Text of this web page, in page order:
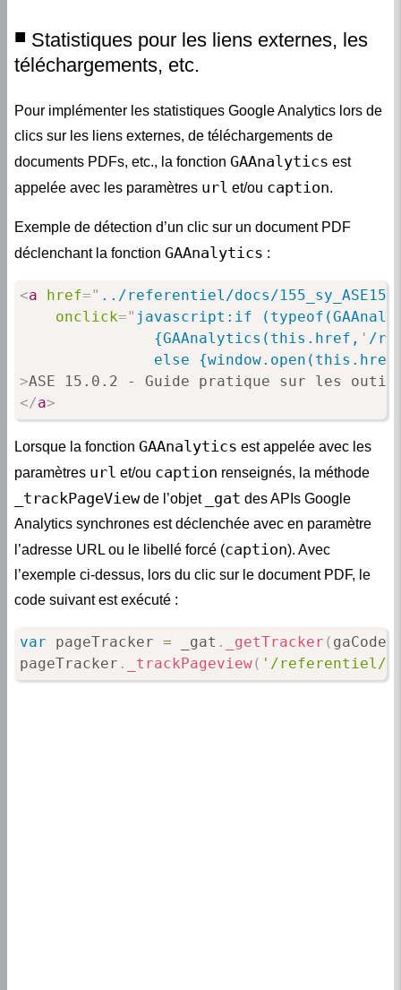
Statistiques pour les liens externes, les
téléchargements, etc.
Pour implémenter les statistiques Google Analytics lors de
clics sur les liens externes, de téléchargements de
documents PDFs, etc., la fonction GAAnalytics est
appelée avec les paramètres url et/ou caption.
Exemple de détection d’un clic sur un document PDF
déclenchant la fonction GAAnalytics :
<a href=" ../referentiel/docs/
onclick=" javascript:if
               {GAAnalytics(this.href,
' /
else
>
</a>
Lorsque la fonction GAAnalytics est appelée avec les
paramètres url et/ou caption renseignés, la méthode
_trackPageViewde l’objet _gat des APIs Google
Analytics synchrones est déclenchée avec en paramètre
l’adresse URL ou le libellé forcé (caption). Avec
l’exemple ci-dessus, lors du clic sur le document PDF, le
code suivant est exécuté :
var pageTracker = _gat . _getTracker ( gaCode
pageTracker . _trackPageview( '/referentiel/